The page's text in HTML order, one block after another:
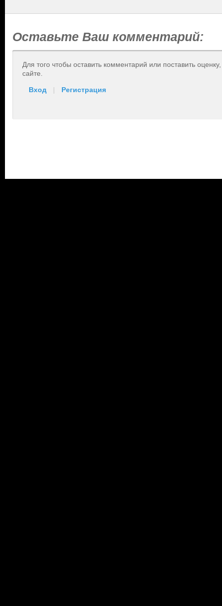
Оставьте Ваш комментарий:
Для того чтобы оставить комментарий или поставить
сайте.
Вход | Регистрация